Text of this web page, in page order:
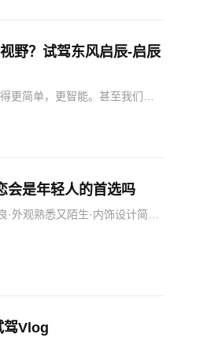
野？试驾东风启辰-启辰
更简单，更智能。甚至我们将
是东风启辰品牌智能化第一张
会是年轻人的首选吗
·外观熟悉又陌生·内饰设计简
驾Vlog